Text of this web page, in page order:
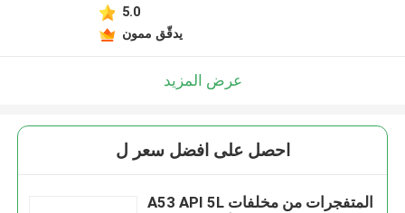
5.0
يدقّق ممون
عرض المزيد
احصل على افضل سعر ل
A53 API 5L المتفجرات من مخلفات